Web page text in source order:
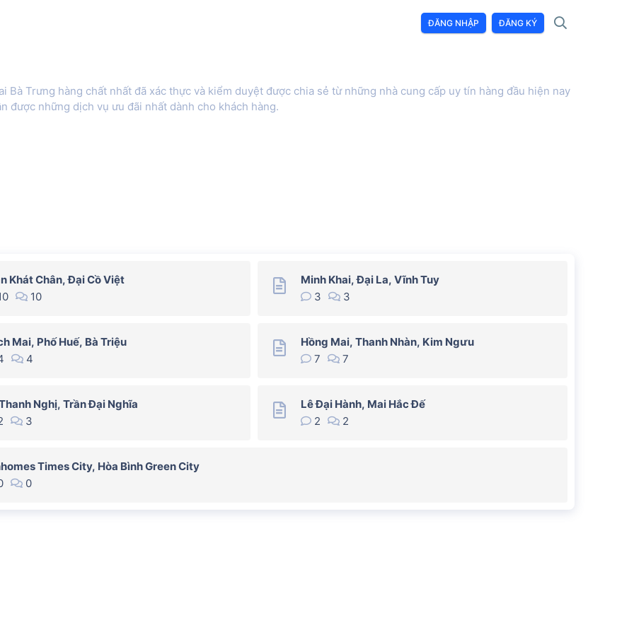
ĐĂNG NHẬP ĐĂNG KÝ
Bà Trưng hàng chất nhất đã xác thực và kiểm duyệt được chia sẻ từ những nhà cung cấp uy tín hàng đầu hiện nay
được những dịch vụ ưu đãi nhất dành cho khách hàng.
Khát Chân, Đại Cồ Việt
10
Minh Khai, Đại La, Vĩnh Tuy
3
3
Mai, Phố Huế, Bà Triệu
4
Hồng Mai, Thanh Nhàn, Kim Ngưu
7
7
Nghị, Trần Đại Nghĩa
3
Lê Đại Hành, Mai Hắc Đế
2
2
Times City, Hòa Bình Green City
0